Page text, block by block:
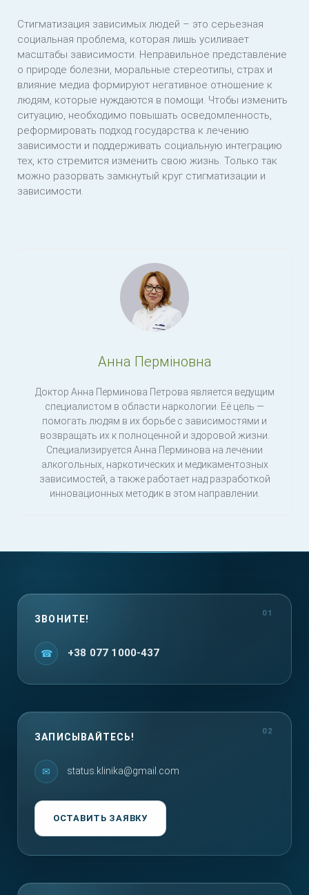
Стигматизация зависимых людей – это серьезная
социальная проблема, которая лишь усиливает
масштабы зависимости. Неправильное представление
о природе болезни, моральные стереотипы, страх и
влияние медиа формируют негативное отношение к
людям, которые нуждаются в помощи. Чтобы изменить
ситуацию, необходимо повышать осведомленность,
реформировать подход государства к лечению
зависимости и поддерживать социальную интеграцию
тех, кто стремится изменить свою жизнь. Только так
можно разорвать замкнутый круг стигматизации и
зависимости.
Анна Перміновна
Доктор Анна Перминова Петрова является ведущим
специалистом в области наркологии. Её цель —
помогать людям в их борьбе с зависимостями и
возвращать их к полноценной и здоровой жизни.
Специализируется Анна Перминова на лечении
алкогольных, наркотических и медикаментозных
зависимостей, а также работает над разработкой
инновационных методик в этом направлении.
ЗВОНИТЕ!
+38 077 1000-437
ЗАПИСЫВАЙТЕСЬ!
status.klinika@gmail.com
ОСТАВИТЬ ЗАЯВКУ